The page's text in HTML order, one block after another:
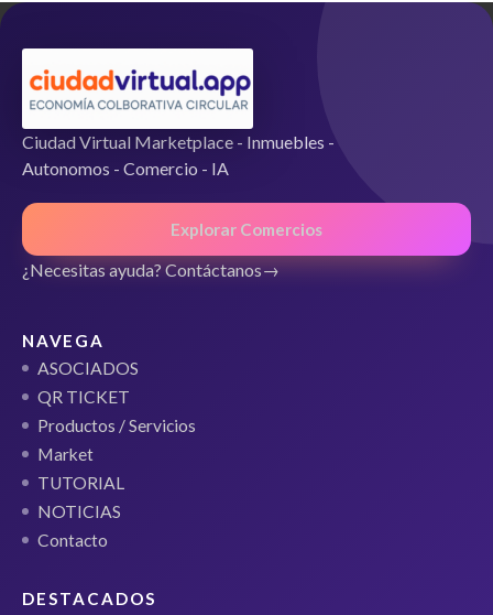
Ciudad Virtual Marketplace - Inmuebles -
Autonomos - Comercio - IA
Explorar Comercios
¿Necesitas ayuda? Contáctanos
NAVEGA
ASOCIADOS
QR TICKET
Productos / Servicios
Market
TUTORIAL
NOTICIAS
Contacto
DESTACADOS